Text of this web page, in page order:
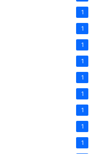
1
1
1
1
1
1
1
1
1